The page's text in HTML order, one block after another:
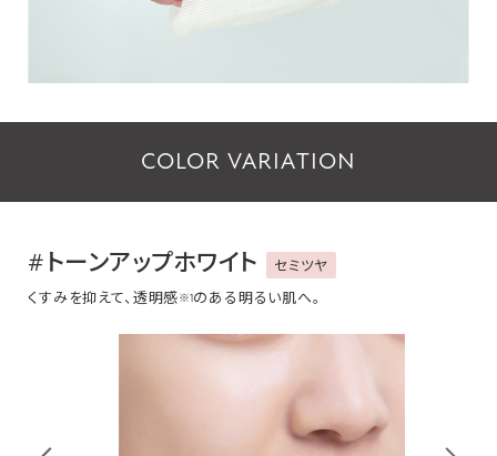
COLOR VARIATION
#トーンアップホワイト
セミツヤ
くすみを抑えて、透明感※1のある明るい肌へ。